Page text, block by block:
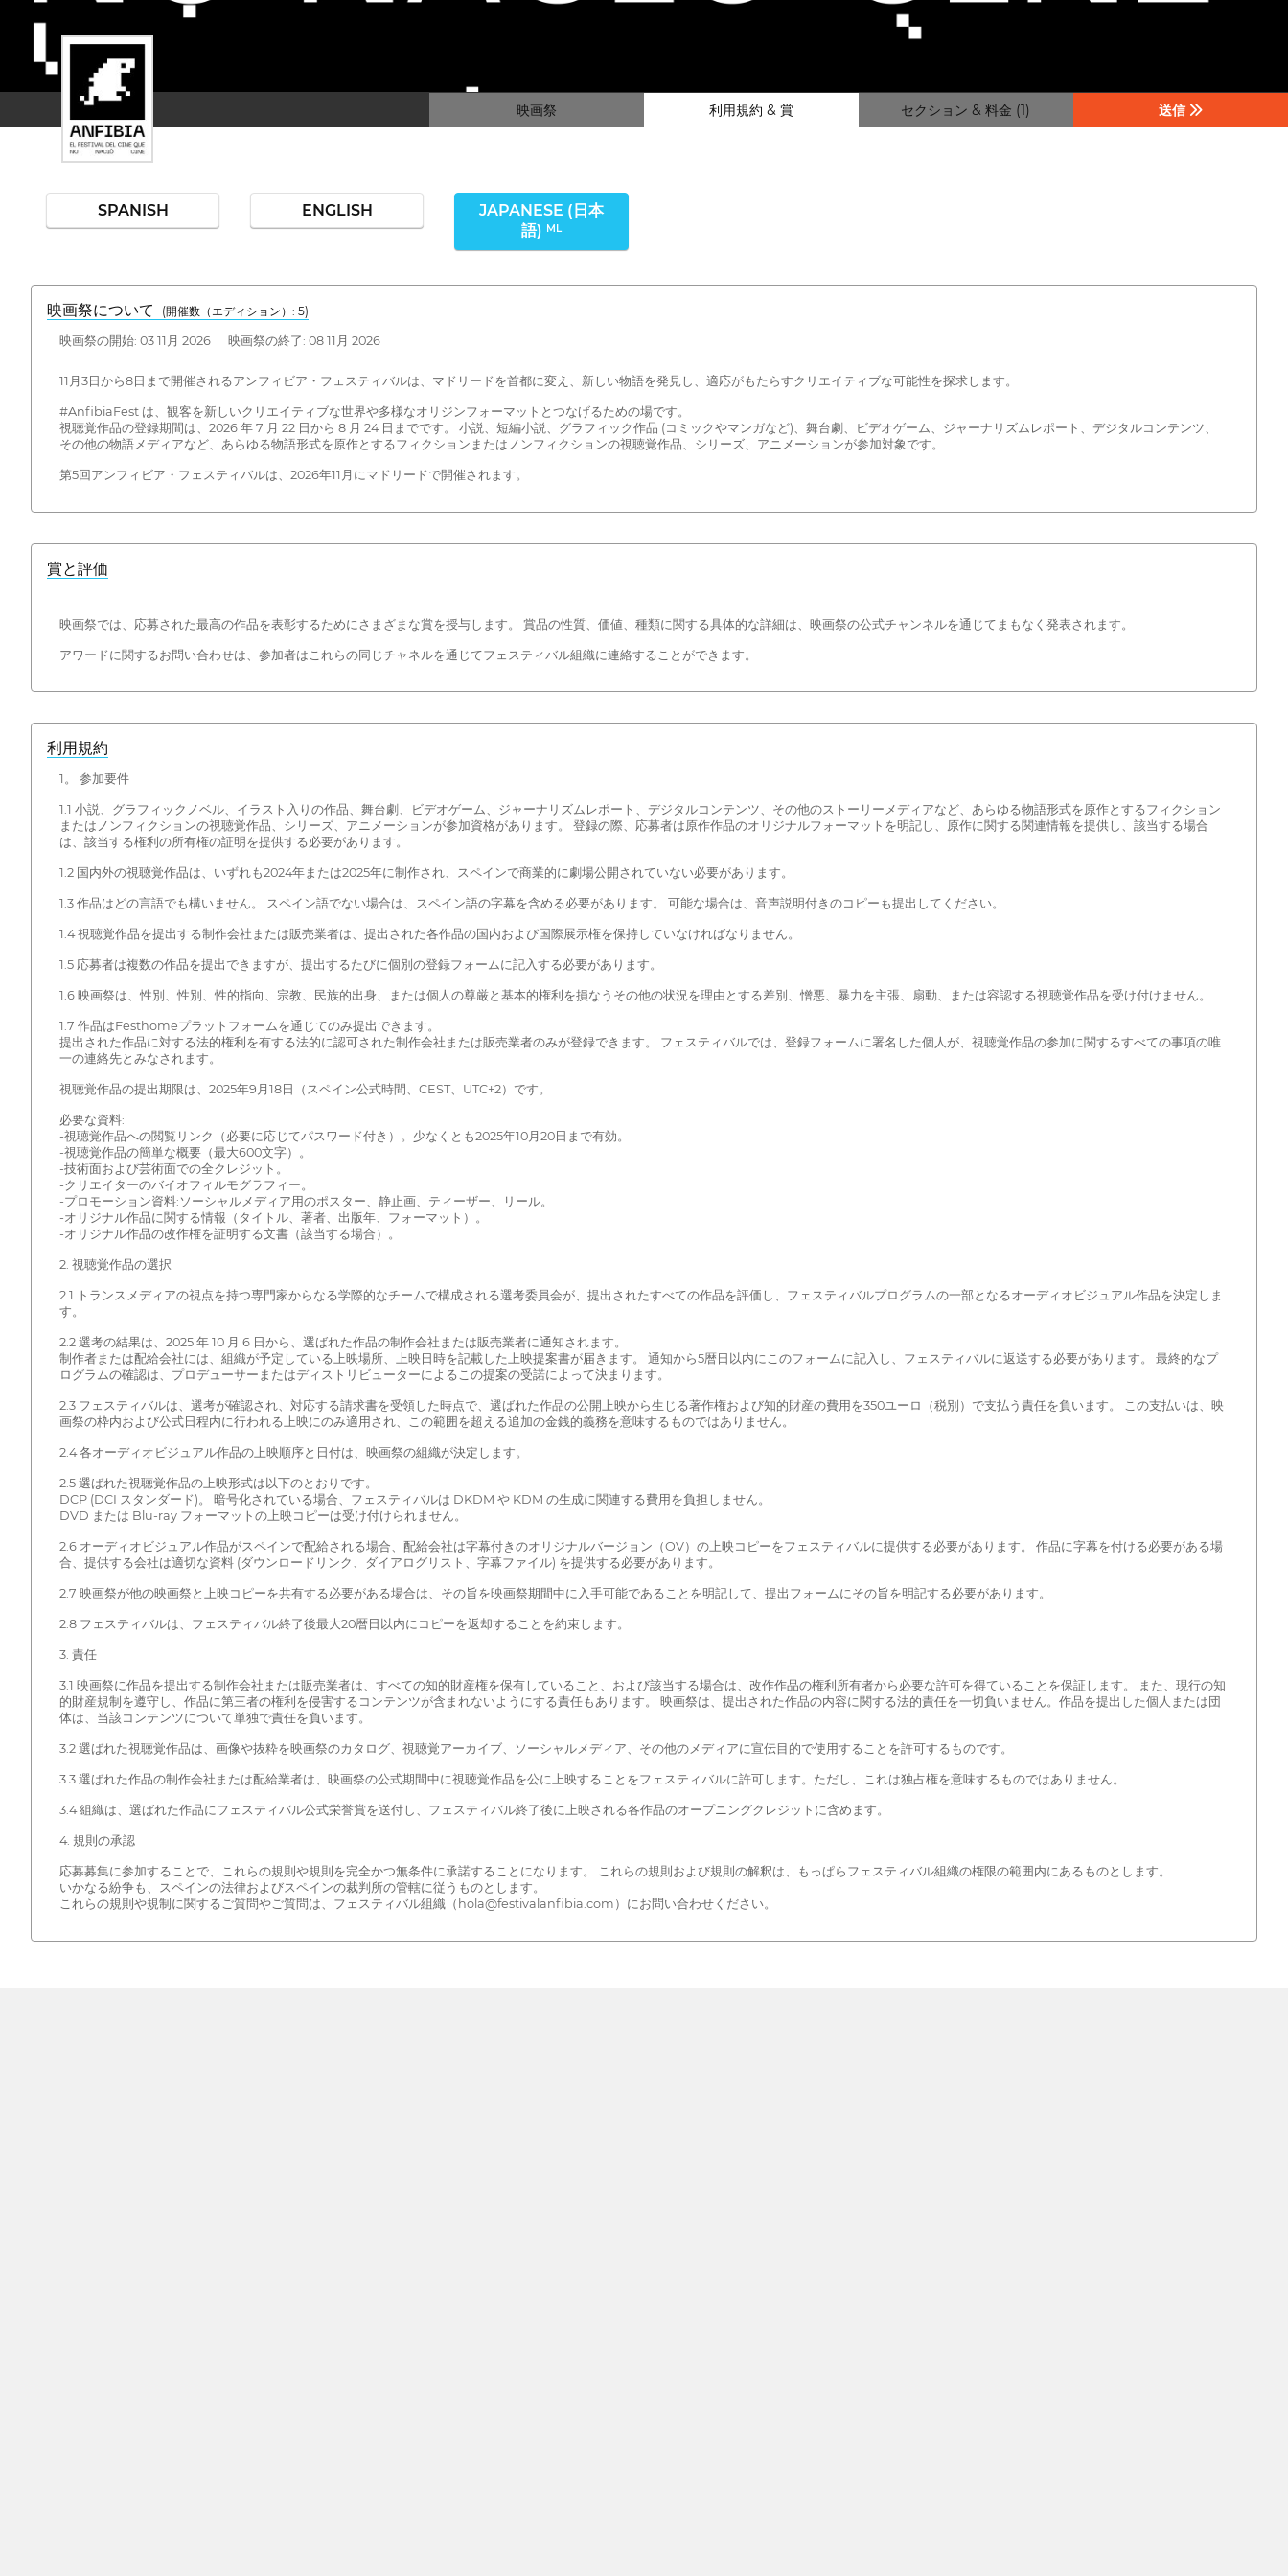
映画祭 利用規約 & 賞 セクション & 料金 (1) 送信
SPANISH ENGLISH
JAPANESE (日本
語) ML
映画祭について (開催数（エディション）: 5)
映画祭の開始: 03 11月 2026 映画祭の終了: 08 11月 2026
11月3日から8日まで開催されるアンフィビア・フェスティバルは、マドリードを首都に変え、新しい物語を発見し、適応がもたらすクリエイティブな可能性を探求します。
#AnfibiaFest は、観客を新しいクリエイティブな世界や多様なオリジンフォーマットとつなげるための場です。
視聴覚作品の登録期間は、2026 年 7 月 22 日から 8 月 24 日までです。 小説、短編小説、グラフィック作品 (コミックやマンガなど)、舞台劇、ビデオゲーム、ジャーナリズムレポート、デジタルコンテンツ、
その他の物語メディアなど、あらゆる物語形式を原作とするフィクションまたはノンフィクションの視聴覚作品、シリーズ、アニメーションが参加対象です。
第5回アンフィビア・フェスティバルは、2026年11月にマドリードで開催されます。
賞と評価
映画祭では、応募された最高の作品を表彰するためにさまざまな賞を授与します。 賞品の性質、価値、種類に関する具体的な詳細は、映画祭の公式チャンネルを通じてまもなく発表されます。
アワードに関するお問い合わせは、参加者はこれらの同じチャネルを通じてフェスティバル組織に連絡することができます。
利用規約
1。 参加要件
1.1 小説、グラフィックノベル、イラスト入りの作品、舞台劇、ビデオゲーム、ジャーナリズムレポート、デジタルコンテンツ、その他のストーリーメディアなど、あらゆる物語形式を原作とするフィクション
またはノンフィクションの視聴覚作品、シリーズ、アニメーションが参加資格があります。 登録の際、応募者は原作作品のオリジナルフォーマットを明記し、原作に関する関連情報を提供し、該当する場合
は、該当する権利の所有権の証明を提供する必要があります。
1.2 国内外の視聴覚作品は、いずれも2024年または2025年に制作され、スペインで商業的に劇場公開されていない必要があります。
1.3 作品はどの言語でも構いません。 スペイン語でない場合は、スペイン語の字幕を含める必要があります。 可能な場合は、音声説明付きのコピーも提出してください。
1.4 視聴覚作品を提出する制作会社または販売業者は、提出された各作品の国内および国際展示権を保持していなければなりません。
1.5 応募者は複数の作品を提出できますが、提出するたびに個別の登録フォームに記入する必要があります。
1.6 映画祭は、性別、性別、性的指向、宗教、民族的出身、または個人の尊厳と基本的権利を損なうその他の状況を理由とする差別、憎悪、暴力を主張、扇動、または容認する視聴覚作品を受け付けません。
1.7 作品はFesthomeプラットフォームを通じてのみ提出できます。
提出された作品に対する法的権利を有する法的に認可された制作会社または販売業者のみが登録できます。 フェスティバルでは、登録フォームに署名した個人が、視聴覚作品の参加に関するすべての事項の唯
一の連絡先とみなされます。
視聴覚作品の提出期限は、2025年9月18日（スペイン公式時間、CEST、UTC+2）です。
必要な資料:
-視聴覚作品への閲覧リンク（必要に応じてパスワード付き）。少なくとも2025年10月20日まで有効。
-視聴覚作品の簡単な概要（最大600文字）。
-技術面および芸術面での全クレジット。
-クリエイターのバイオフィルモグラフィー。
-プロモーション資料:ソーシャルメディア用のポスター、静止画、ティーザー、リール。
-オリジナル作品に関する情報（タイトル、著者、出版年、フォーマット）。
-オリジナル作品の改作権を証明する文書（該当する場合）。
2. 視聴覚作品の選択
2.1 トランスメディアの視点を持つ専門家からなる学際的なチームで構成される選考委員会が、提出されたすべての作品を評価し、フェスティバルプログラムの一部となるオーディオビジュアル作品を決定しま
す。
2.2 選考の結果は、2025 年 10 月 6 日から、選ばれた作品の制作会社または販売業者に通知されます。
制作者または配給会社には、組織が予定している上映場所、上映日時を記載した上映提案書が届きます。 通知から5暦日以内にこのフォームに記入し、フェスティバルに返送する必要があります。 最終的なプ
ログラムの確認は、プロデューサーまたはディストリビューターによるこの提案の受諾によって決まります。
2.3 フェスティバルは、選考が確認され、対応する請求書を受領した時点で、選ばれた作品の公開上映から生じる著作権および知的財産の費用を350ユーロ（税別）で支払う責任を負います。 この支払いは、映
画祭の枠内および公式日程内に行われる上映にのみ適用され、この範囲を超える追加の金銭的義務を意味するものではありません。
2.4 各オーディオビジュアル作品の上映順序と日付は、映画祭の組織が決定します。
2.5 選ばれた視聴覚作品の上映形式は以下のとおりです。
DCP (DCI スタンダード)。 暗号化されている場合、フェスティバルは DKDM や KDM の生成に関連する費用を負担しません。
DVD または Blu-ray フォーマットの上映コピーは受け付けられません。
2.6 オーディオビジュアル作品がスペインで配給される場合、配給会社は字幕付きのオリジナルバージョン（OV）の上映コピーをフェスティバルに提供する必要があります。 作品に字幕を付ける必要がある場
合、提供する会社は適切な資料 (ダウンロードリンク、ダイアログリスト、字幕ファイル) を提供する必要があります。
2.7 映画祭が他の映画祭と上映コピーを共有する必要がある場合は、その旨を映画祭期間中に入手可能であることを明記して、提出フォームにその旨を明記する必要があります。
2.8 フェスティバルは、フェスティバル終了後最大20暦日以内にコピーを返却することを約束します。
3. 責任
3.1 映画祭に作品を提出する制作会社または販売業者は、すべての知的財産権を保有していること、および該当する場合は、改作作品の権利所有者から必要な許可を得ていることを保証します。 また、現行の知
的財産規制を遵守し、作品に第三者の権利を侵害するコンテンツが含まれないようにする責任もあります。 映画祭は、提出された作品の内容に関する法的責任を一切負いません。作品を提出した個人または団
体は、当該コンテンツについて単独で責任を負います。
3.2 選ばれた視聴覚作品は、画像や抜粋を映画祭のカタログ、視聴覚アーカイブ、ソーシャルメディア、その他のメディアに宣伝目的で使用することを許可するものです。
3.3 選ばれた作品の制作会社または配給業者は、映画祭の公式期間中に視聴覚作品を公に上映することをフェスティバルに許可します。ただし、これは独占権を意味するものではありません。
3.4 組織は、選ばれた作品にフェスティバル公式栄誉賞を送付し、フェスティバル終了後に上映される各作品のオープニングクレジットに含めます。
4. 規則の承認
応募募集に参加することで、これらの規則や規則を完全かつ無条件に承諾することになります。 これらの規則および規則の解釈は、もっぱらフェスティバル組織の権限の範囲内にあるものとします。
いかなる紛争も、スペインの法律およびスペインの裁判所の管轄に従うものとします。
これらの規則や規制に関するご質問やご質問は、フェスティバル組織（hola@festivalanfibia.com）にお問い合わせください。